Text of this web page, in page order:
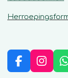
F
I